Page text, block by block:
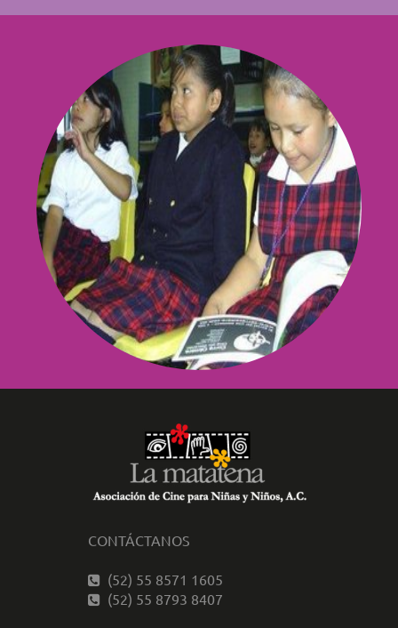
CONTÁCTANOS
(52) 55 8571 1605
(52) 55 8793 8407